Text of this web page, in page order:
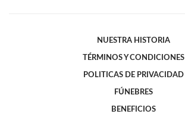
NUESTRA HISTORIA
TÉRMINOS Y CONDICIONES
POLITICAS DE PRIVACIDAD
FÚNEBRES
BENEFICIOS